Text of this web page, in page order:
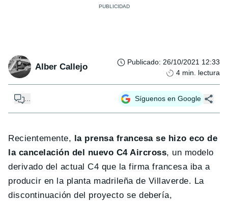
Alber Callejo Publicado: 26/10/2021 12:33
4 min. lectura
... Síguenos en Google
Recientemente,
la prensa francesa se hizo eco de
la cancelación del nuevo C4 Aircross, un modelo
derivado del actual C4 que la firma francesa iba a
producir en la planta madrileña de Villaverde. La
discontinuación del proyecto se debería,